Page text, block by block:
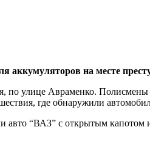
аккумуляторов на месте
по улице Авраменко.
где обнаружили
авто “ВАЗ” с открытым капотом